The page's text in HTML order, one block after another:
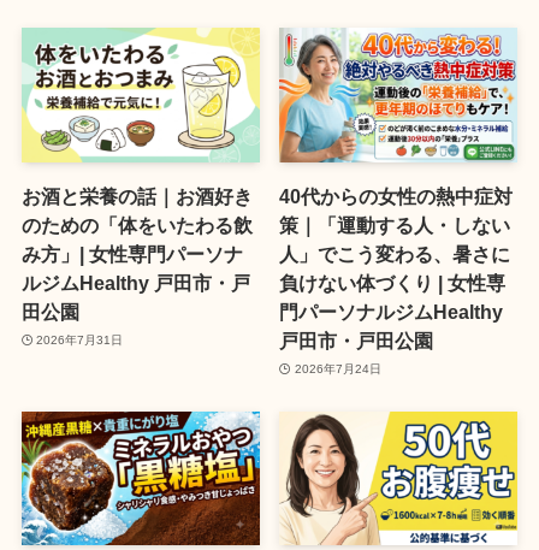
お酒と栄養の話｜お酒好き
のための「体をいたわる飲
み方」| 女性専門パーソナ
ルジムHealthy 戸田市・戸
田公園
2026年7月31日
40代からの女性の熱中症対
策｜「運動する人・しない
人」でこう変わる、暑さに
負けない体づくり | 女性専
門パーソナルジムHealthy
戸田市・戸田公園
2026年7月24日